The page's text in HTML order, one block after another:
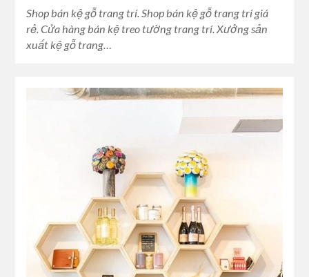
Shop bán kệ gỗ trang trí. Shop bán kệ gỗ trang trí giá
rẻ. Cửa hàng bán kệ treo tường trang trí. Xưởng sản
xuất kệ gỗ trang…